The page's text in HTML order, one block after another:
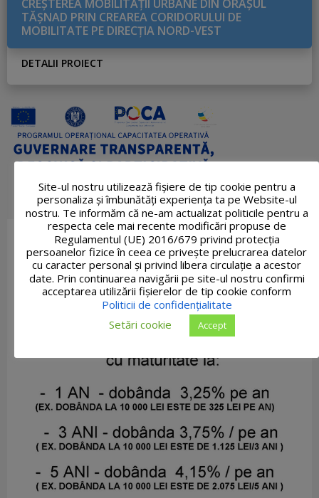
CREŞTEREA MOBILITĂŢII URBANE DIN ORAŞUL
TĂŞNAD PRIN CREAREA CORIDORULUI DE
MOBILITATE PE DIRECŢIA NORD-VEST
DETALII PROIECT
Site-ul nostru utilizează fişiere de tip cookie pentru a
personaliza și îmbunătăți experiența ta pe Website-ul
nostru. Te informăm că ne-am actualizat politicile pentru a
respecta cele mai recente modificări propuse de
Regulamentul (UE) 2016/679 privind protecția
persoanelor fizice în ceea ce privește prelucrarea datelor
cu caracter personal și privind libera circulație a acestor
date. Prin continuarea navigării pe site-ul nostru confirmi
acceptarea utilizării fişierelor de tip cookie conform
Politicii de confidențialitate
Setări cookie
Accept